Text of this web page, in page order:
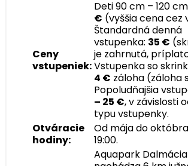
Ceny
vstupeniek:
Deti 90 cm – 120
€ (vyššia cena cez
Štandardná denná
vstupenka: 35 €
je zahrnutá,
Vstupenka so
4 € záloha (záloha
Popoludňajšia
– 25 €, v závislosti
typu vstupenky.
Otváracie
hodiny:
Od mája do
19:00.
Aquapark